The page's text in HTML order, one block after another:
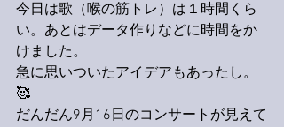
今日は歌（喉の筋トレ）は１時間くら
い。あとはデータ作りなどに時間をか
けました。
急に思いついたアイデアもあったし。
🥰
だんだん9月16日のコンサートが見えて